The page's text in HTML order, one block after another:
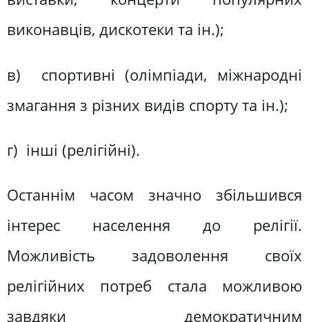
виконавців, дискотеки та ін.);
в) спортивні (олімпіади, міжнародні
змагання з різних видів спорту та ін.);
г) інші (релігійні).
Останнім часом значно збільшився
інтерес населення до релігії.
Можливість задоволення своїх
релігійних потреб стала можливою
завдяки демократичним